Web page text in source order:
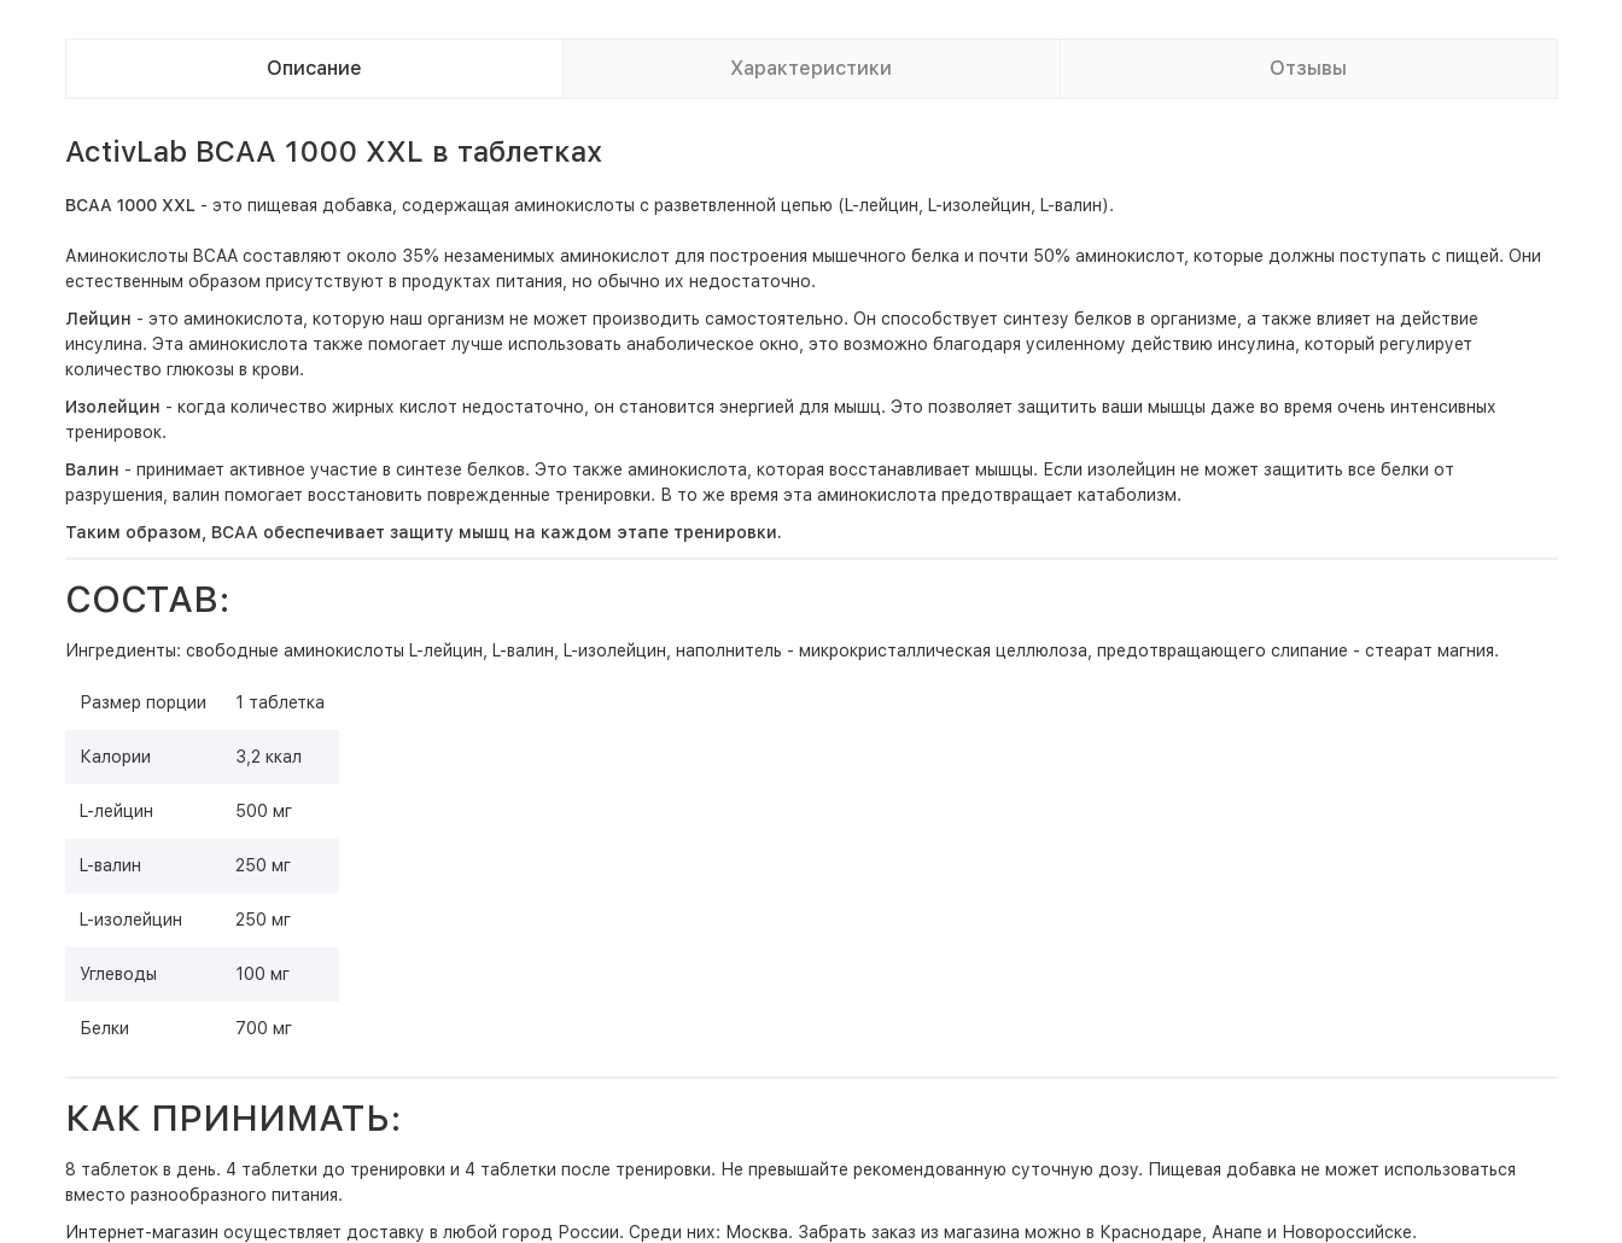
Описание Характеристики Отзывы
ActivLab BCAA 1000 XXL в таблетках
BCAA 1000 XXL - это пищевая добавка, содержащая аминокислоты с разветвленной цепью (L-лейцин, L-изолейцин, L-валин).
Аминокислоты BCAA составляют около 35% незаменимых аминокислот для построения мышечного белка и почти 50% аминокислот, которые должны поступать с пищей. Они
естественным образом присутствуют в продуктах питания, но обычно их недостаточно.
Лейцин - это аминокислота, которую наш организм не может производить самостоятельно. Он способствует синтезу белков в организме, а также влияет на действие
инсулина. Эта аминокислота также помогает лучше использовать анаболическое окно, это возможно благодаря усиленному действию инсулина, который регулирует
количество глюкозы в крови.
Изолейцин - когда количество жирных кислот недостаточно, он становится энергией для мышц. Это позволяет защитить ваши мышцы даже во время очень интенсивных
тренировок.
Валин - принимает активное участие в синтезе белков. Это также аминокислота, которая восстанавливает мышцы. Если изолейцин не может защитить все белки от
разрушения, валин помогает восстановить поврежденные тренировки. В то же время эта аминокислота предотвращает катаболизм.
Таким образом, BCAA обеспечивает защиту мышц на каждом этапе тренировки.
СОСТАВ:
Ингредиенты: свободные аминокислоты L-лейцин, L-валин, L-изолейцин, наполнитель - микрокристаллическая целлюлоза, предотвращающего слипание - стеарат магния.
Размер порции 1 таблетка
Калории 3,2 ккал
L-лейцин 500 мг
L-валин 250 мг
L-изолейцин 250 мг
Углеводы 100 мг
Белки 700 мг
КАК ПРИНИМАТЬ:
8 таблеток в день. 4 таблетки до тренировки и 4 таблетки после тренировки. Не превышайте рекомендованную суточную дозу. Пищевая добавка не может использоваться
вместо разнообразного питания.
Интернет-магазин осуществляет доставку в любой город России. Среди них: Москва. Забрать заказ из магазина можно в Краснодаре, Анапе и Новороссийске.